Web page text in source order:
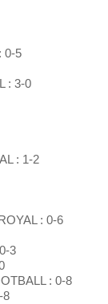
0-5
: 3-0
: 1-2
: 0-6
3
: 0-8
8